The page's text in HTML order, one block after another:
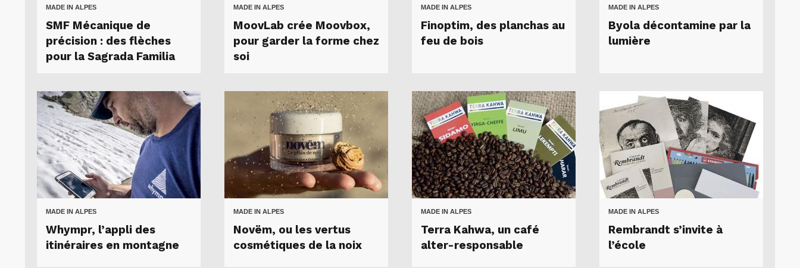
MADE IN ALPES
SMF Mécanique de
précision : des flèches
pour la Sagrada Familia
MADE IN ALPES
MoovLab crée Moovbox,
pour garder la forme chez
soi
MADE IN ALPES
Finoptim, des planchas au
feu de bois
MADE IN ALPES
Byola décontamine par la
lumière
MADE IN ALPES
Whympr, l’appli des
itinéraires en montagne
MADE IN ALPES
Novëm, ou les vertus
cosmétiques de la noix
MADE IN ALPES
Terra Kahwa, un café
alter-responsable
MADE IN ALPES
Rembrandt s’invite à
l’école